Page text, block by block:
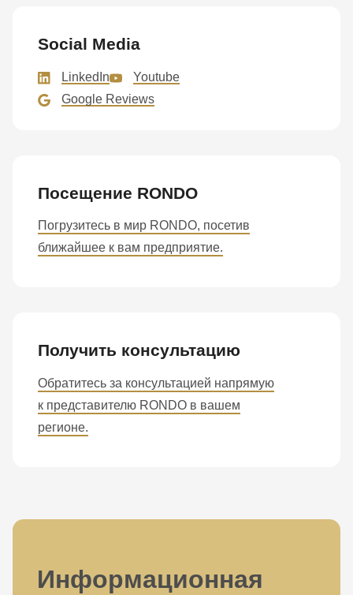
Social Media
LinkedIn
Youtube
Google Reviews
Посещение RONDO
Погрузитесь в мир RONDO, посетив
ближайшее к вам предприятие.
Получить консультацию
Обратитесь за консультацией напрямую
к представителю RONDO в вашем
регионе.
Информационная